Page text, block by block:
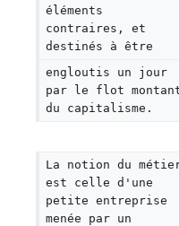
éléments
contraires, et
destinés à être
engloutis un jour
par le flot
du capitalisme.
La notion du
est celle d'une
petite entreprise
menée par un